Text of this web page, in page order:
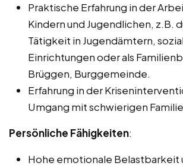
Praktische Erfahrung in der
Kindern und Jugendlichen, z.B.
Tätigkeit in Jugendämtern,
Einrichtungen oder als
Brüggen, Burggemeinde.
Erfahrung in der
Umgang mit schwierigen
Persönliche Fähigkeiten:
Hohe emotionale Belastbarkeit